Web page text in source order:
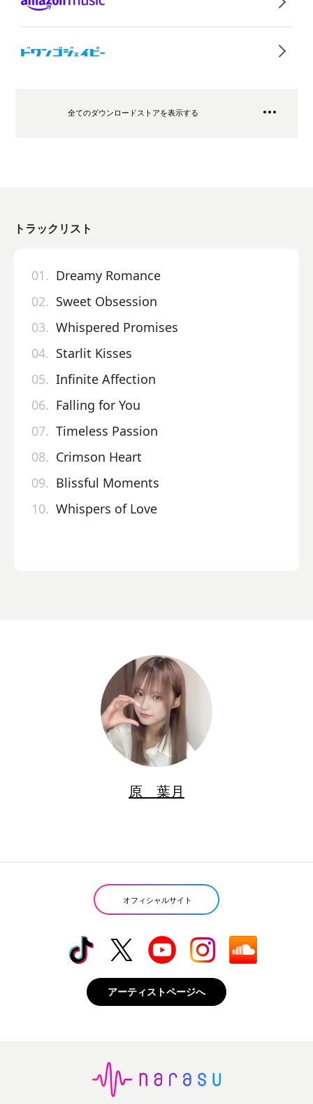
全てのダウンロードストアを表示する
トラックリスト
01. Dreamy Romance
02. Sweet Obsession
03. Whispered Promises
04. Starlit Kisses
05. Infinite Affection
06. Falling for You
07. Timeless Passion
08. Crimson Heart
09. Blissful Moments
10. Whispers of Love
原 葉月
オフィシャルサイト
アーティストページへ